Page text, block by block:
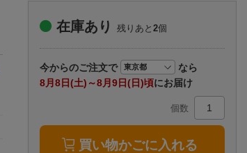
楽天チケット
エンタメニュース
推し楽
在庫あり 残りあと 2個
今からのご注文で
なら
8月8日(土)～8月9日(日)頃にお届け
個数
買い物かごに入れる